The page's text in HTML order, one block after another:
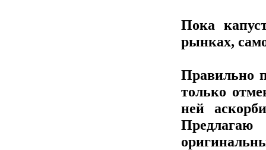
Пока
рынках,
Правильно
только
ней